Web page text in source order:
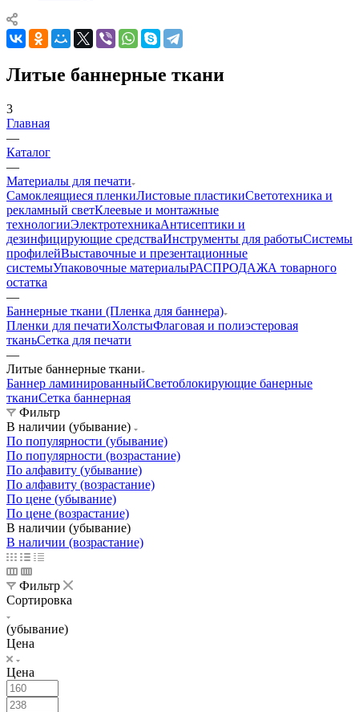
Литые баннерные ткани
3
Главная
—
Каталог
—
Материалы для печати
Самоклеящиеся пленкиЛистовые пластикиСветотехника и
рекламный светКлеевые и монтажные
технологииЭлектротехникаАнтисептики и
дезинфицирующие средстваИнструменты для работыСистемы
профилейВыставочные и презентационные
системыУпаковочные материалыРАСПРОДАЖА товарного
остатка
—
Баннерные ткани (Пленка для баннера)
Пленки для печатиХолстыФлаговая и полиэстеровая
тканьСетка для печати
—
Литые баннерные ткани
Баннер ламинированныйСветоблокирующие банерные
тканиСетка баннерная
Фильтр
В наличии (убывание)
По популярности (убывание)
По популярности (возрастание)
По алфавиту (убывание)
По алфавиту (возрастание)
По цене (убывание)
По цене (возрастание)
В наличии (убывание)
В наличии (возрастание)
Фильтр
Сортировка
(убывание)
Цена
Цена